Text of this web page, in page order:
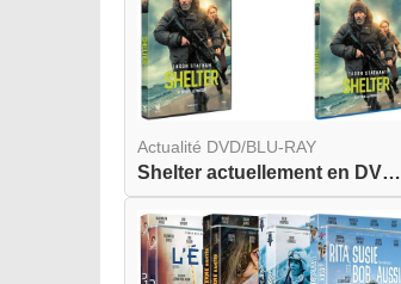
Actualité DVD/BLU-RAY
Shelter actuellement en DVD et BLU-RAY